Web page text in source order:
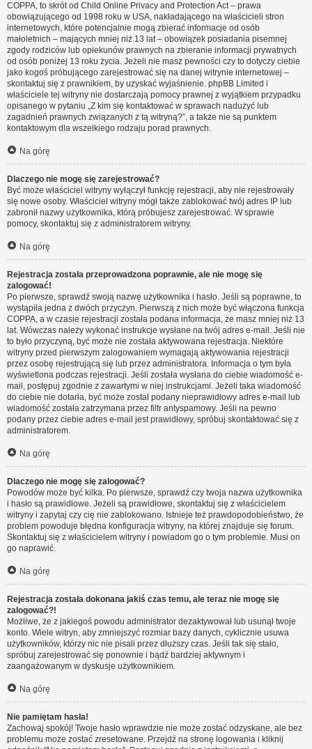
COPPA, to skrót od Child Online Privacy and Protection Act – prawa
obowiązującego od 1998 roku w USA, nakładającego na właścicieli stron
internetowych, które potencjalnie mogą zbierać informacje od osób
małoletnich – mających mniej niż 13 lat – obowiązek posiadania pisemnej
zgody rodziców lub opiekunów prawnych na zbieranie informacji prywatnych
od osób poniżej 13 roku życia. Jeżeli nie masz pewności czy to dotyczy ciebie
jako kogoś próbującego zarejestrować się na danej witrynie internetowej –
skontaktuj się z prawnikiem, by uzyskać wyjaśnienie. phpBB Limited i
właściciele tej witryny nie dostarczają pomocy prawnej z wyjątkiem przypadku
opisanego w pytaniu „Z kim się kontaktować w sprawach nadużyć lub
zagadnień prawnych związanych z tą witryną?”, a także nie są punktem
kontaktowym dla wszelkiego rodzaju porad prawnych.
Na górę
Dlaczego nie mogę się zarejestrować?
Być może właściciel witryny wyłączył funkcję rejestracji, aby nie rejestrowały
się nowe osoby. Właściciel witryny mógł także zablokować twój adres IP lub
zabronił nazwy użytkownika, którą próbujesz zarejestrować. W sprawie
pomocy, skontaktuj się z administratorem witryny.
Na górę
Rejestracja została przeprowadzona poprawnie, ale nie mogę się
zalogować!
Po pierwsze, sprawdź swoją nazwę użytkownika i hasło. Jeśli są poprawne, to
wystąpiła jedna z dwóch przyczyn. Pierwszą z nich może być włączona funkcja
COPPA, a w czasie rejestracji została podana informacja, że masz mniej niż 13
lat. Wówczas należy wykonać instrukcje wysłane na twój adres e-mail. Jeśli nie
to było przyczyną, być może nie została aktywowana rejestracja. Niektóre
witryny przed pierwszym zalogowaniem wymagają aktywowania rejestracji
przez osobę rejestrującą się lub przez administratora. Informacja o tym była
wyświetlona podczas rejestracji. Jeśli została wysłana do ciebie wiadomość e-
mail, postępuj zgodnie z zawartymi w niej instrukcjami. Jeżeli taka wiadomość
do ciebie nie dotarła, być może został podany nieprawidłowy adres e-mail lub
wiadomość została zatrzymana przez filtr antyspamowy. Jeśli na pewno
podany przez ciebie adres e-mail jest prawidłowy, spróbuj skontaktować się z
administratorem.
Na górę
Dlaczego nie mogę się zalogować?
Powodów może być kilka. Po pierwsze, sprawdź czy twoja nazwa użytkownika
i hasło są prawidłowe. Jeżeli są prawidłowe, skontaktuj się z właścicielem
witryny i zapytaj czy cię nie zablokowano. Istnieje też prawdopodobieństwo, że
problem powoduje błędna konfiguracja witryny, na której znajduje się forum.
Skontaktuj się z właścicielem witryny i powiadom go o tym problemie. Musi on
go naprawić.
Na górę
Rejestracja została dokonana jakiś czas temu, ale teraz nie mogę się
zalogować?!
Możliwe, że z jakiegoś powodu administrator dezaktywował lub usunął twoje
konto. Wiele witryn, aby zmniejszyć rozmiar bazy danych, cyklicznie usuwa
użytkowników, którzy nic nie pisali przez dłuższy czas. Jeśli tak się stało,
spróbuj zarejestrować się ponownie i bądź bardziej aktywnym i
zaangażowanym w dyskusje użytkownikiem.
Na górę
Nie pamiętam hasła!
Zachowaj spokój! Twoje hasło wprawdzie nie może zostać odzyskane, ale bez
problemu może zostać zresetowane. Przejdź na stronę logowania i kliknij